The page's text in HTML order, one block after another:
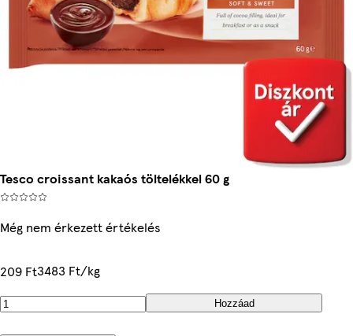
Tesco croissant kakaós töltelékkel 60 g
Még nem érkezett értékelés
209 Ft3483 Ft/kg
Hozzáad